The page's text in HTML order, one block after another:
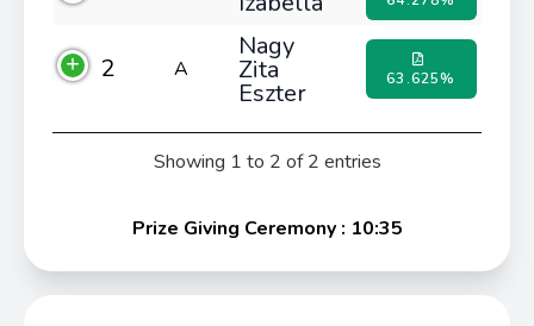
2 A
Nagy
Zita
Eszter 63.625%
Showing 1 to 2 of 2 entries
Prize Giving Ceremony : 10:35